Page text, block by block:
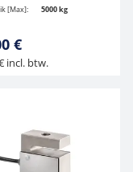
[Max]: 5000 kg
€
incl. btw.